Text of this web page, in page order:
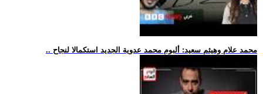
.. محمد علام وهيثم سعيد: ألبوم محمد عدوية الجديد استكمالا لنجاح